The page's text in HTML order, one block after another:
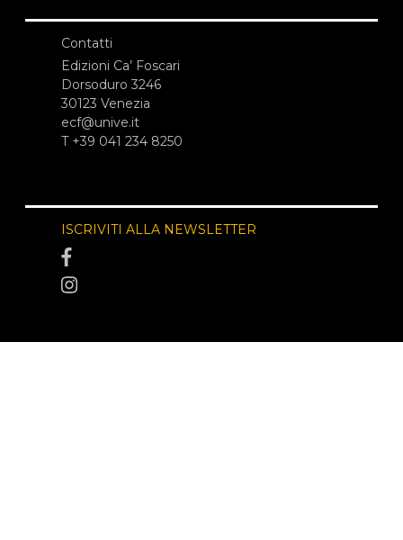
Contatti
Edizioni Ca’ Foscari
Dorsoduro 3246
30123 Venezia
ecf@unive.it
T +39 041 234 8250
ISCRIVITI ALLA NEWSLETTER